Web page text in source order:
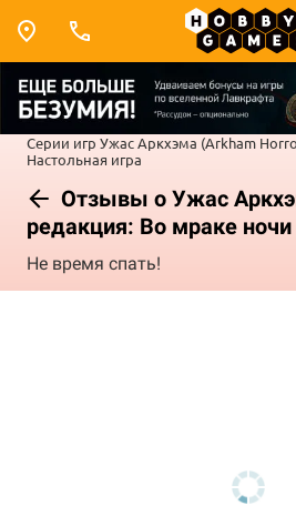
Серии игр Ужас Аркхэма (Arkham
Настольная игра
Отзывы о Ужас
редакция: Во мраке ночи
Не время спать!